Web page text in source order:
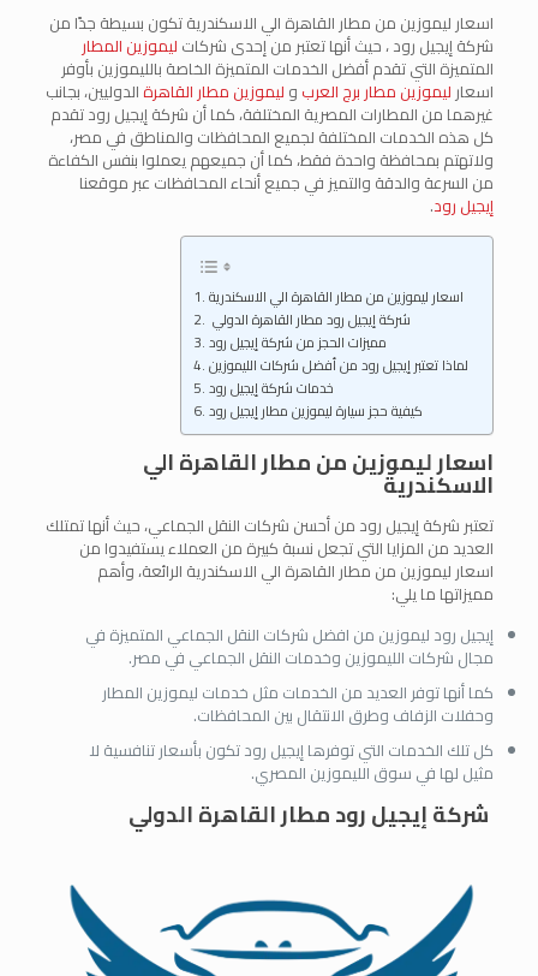
اسعار ليموزين من مطار القاهرة الي الاسكندرية تكون بسيطة جدًا من
شركة إيجيل رود ، حيث أنها تعتبر من إحدى شركات ليموزين المطار
المتميزة التي تقدم أفضل الخدمات المتميزة الخاصة بالليموزين بأوفر
اسعار ليموزين مطار برج العرب و ليموزين مطار القاهرة الدوليين، بجانب
غيرهما من المطارات المصرية المختلفة، كما أن شركة إيجيل رود تقدم
كل هذه الخدمات المختلفة لجميع المحافظات والمناطق في مصر،
ولاتهتم بمحافظة واحدة فقط، كما أن جميعهم يعملوا بنفس الكفاءة
من السرعة والدقة والتميز في جميع أنحاء المحافظات عبر موقعنا
إيجيل رود.
اسعار ليموزين من مطار القاهرة الي الاسكندرية
شركة إيجيل رود مطار القاهرة الدولي
مميزات الحجز من شركة إيجيل رود
لماذا تعتبر إيجيل رود من أفضل شركات الليموزين
خدمات شركة إيجيل رود
كيفية حجز سيارة ليموزين مطار إيجيل رود
اسعار ليموزين من مطار القاهرة الي
الاسكندرية
تعتبر شركة إيجيل رود من أحسن شركات النقل الجماعي، حيث أنها تمتلك
العديد من المزايا التي تجعل نسبة كبيرة من العملاء يستفيدوا من
اسعار ليموزين من مطار القاهرة الي الاسكندرية الرائعة، وأهم
مميزاتها ما يلي:
إيجيل رود ليموزين من افضل شركات النقل الجماعي المتميزة في
مجال شركات الليموزين وخدمات النقل الجماعي في مصر.
كما أنها توفر العديد من الخدمات مثل خدمات ليموزين المطار
وحفلات الزفاف وطرق الانتقال بين المحافظات.
كل تلك الخدمات التي توفرها إيجيل رود تكون بأسعار تنافسية لا
مثيل لها في سوق الليموزين المصري.
شركة إيجيل رود مطار القاهرة الدولي